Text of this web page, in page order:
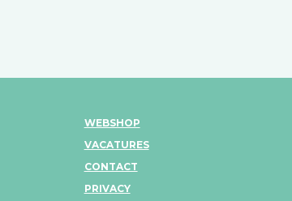
WEBSHOP
VACATURES
CONTACT
PRIVACY